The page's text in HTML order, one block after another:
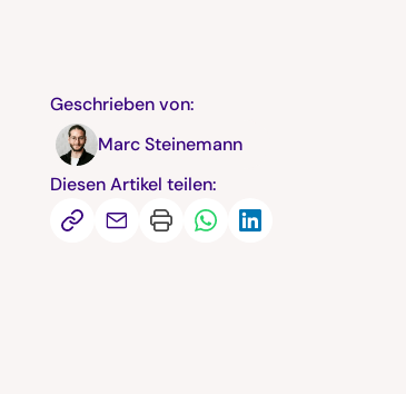
Geschrieben von:
Marc Steinemann
Diesen Artikel teilen: